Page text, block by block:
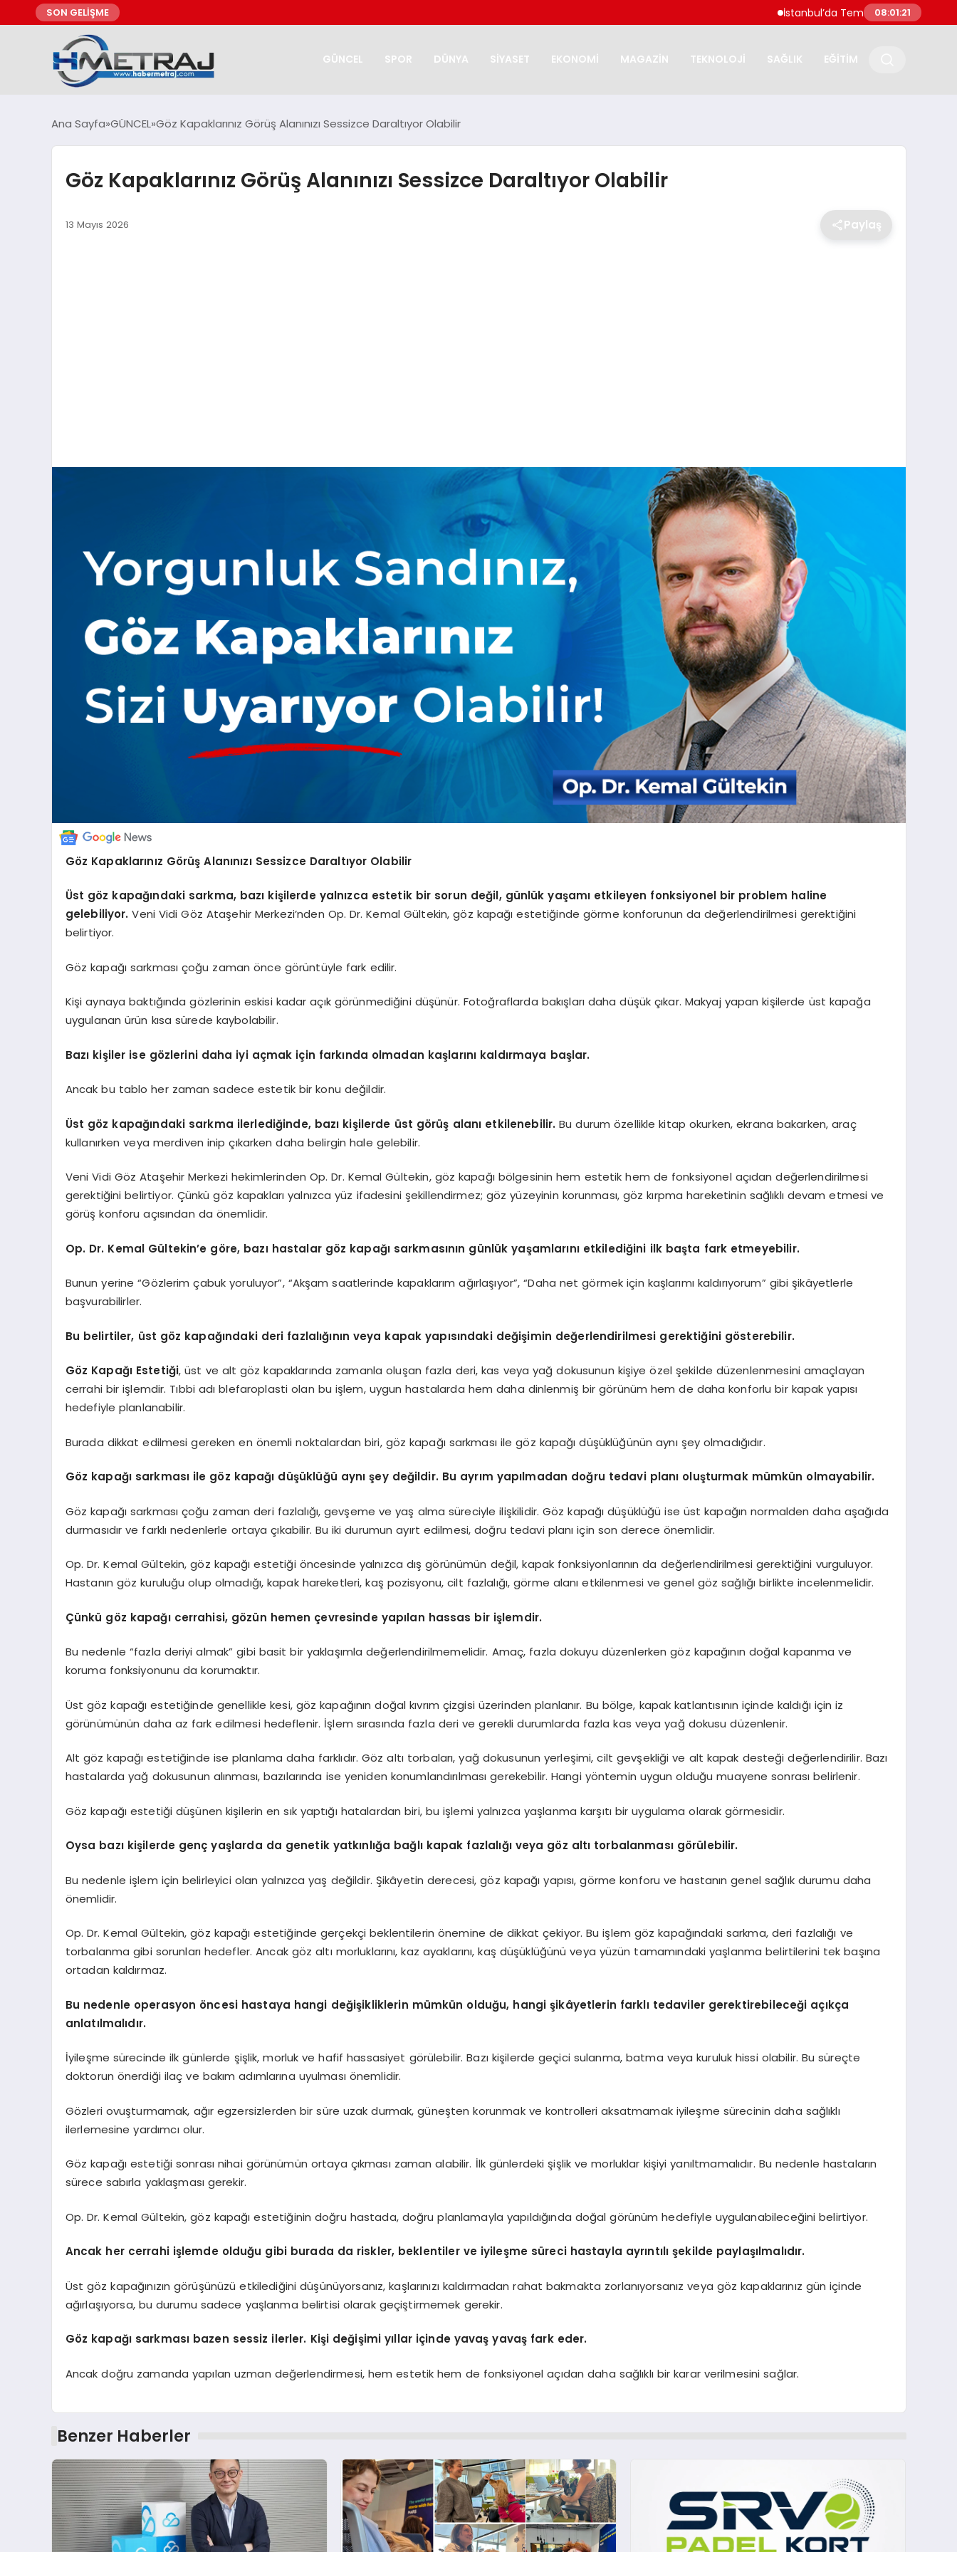
SON GELİŞME İstanbul’da Temmuz Ayı En Çok Artan ve
08:01:22
GÜNCEL SPOR DÜNYA SİYASET EKONOMİ MAGAZİN TEKNOLOJİ SAĞLIK EĞİTİM
Ana Sayfa GÜNCEL Göz Kapaklarınız Görüş Alanınızı Sessizce Daraltıyor Olabilir
Göz Kapaklarınız Görüş Alanınızı Sessizce Daraltıyor Olabilir
13 Mayıs 2026 Paylaş
Göz Kapaklarınız Görüş Alanınızı Sessizce Daraltıyor Olabilir
Üst göz kapağındaki sarkma, bazı kişilerde yalnızca estetik bir sorun değil, günlük yaşamı etkileyen fonksiyonel bir problem haline
gelebiliyor. Veni Vidi Göz Ataşehir Merkezi’nden Op. Dr. Kemal Gültekin, göz kapağı estetiğinde görme konforunun da değerlendirilmesi gerektiğini
belirtiyor.
Göz kapağı sarkması çoğu zaman önce görüntüyle fark edilir.
Kişi aynaya baktığında gözlerinin eskisi kadar açık görünmediğini düşünür. Fotoğraflarda bakışları daha düşük çıkar. Makyaj yapan kişilerde üst kapağa
uygulanan ürün kısa sürede kaybolabilir.
Bazı kişiler ise gözlerini daha iyi açmak için farkında olmadan kaşlarını kaldırmaya başlar.
Ancak bu tablo her zaman sadece estetik bir konu değildir.
Üst göz kapağındaki sarkma ilerlediğinde, bazı kişilerde üst görüş alanı etkilenebilir. Bu durum özellikle kitap okurken, ekrana bakarken, araç
kullanırken veya merdiven inip çıkarken daha belirgin hale gelebilir.
Veni Vidi Göz Ataşehir Merkezi hekimlerinden Op. Dr. Kemal Gültekin, göz kapağı bölgesinin hem estetik hem de fonksiyonel açıdan değerlendirilmesi
gerektiğini belirtiyor. Çünkü göz kapakları yalnızca yüz ifadesini şekillendirmez; göz yüzeyinin korunması, göz kırpma hareketinin sağlıklı devam etmesi ve
görüş konforu açısından da önemlidir.
Op. Dr. Kemal Gültekin’e göre, bazı hastalar göz kapağı sarkmasının günlük yaşamlarını etkilediğini ilk başta fark etmeyebilir.
Bunun yerine “Gözlerim çabuk yoruluyor”, “Akşam saatlerinde kapaklarım ağırlaşıyor”, “Daha net görmek için kaşlarımı kaldırıyorum” gibi şikâyetlerle
başvurabilirler.
Bu belirtiler, üst göz kapağındaki deri fazlalığının veya kapak yapısındaki değişimin değerlendirilmesi gerektiğini gösterebilir.
Göz Kapağı Estetiği, üst ve alt göz kapaklarında zamanla oluşan fazla deri, kas veya yağ dokusunun kişiye özel şekilde düzenlenmesini amaçlayan
cerrahi bir işlemdir. Tıbbi adı blefaroplasti olan bu işlem, uygun hastalarda hem daha dinlenmiş bir görünüm hem de daha konforlu bir kapak yapısı
hedefiyle planlanabilir.
Burada dikkat edilmesi gereken en önemli noktalardan biri, göz kapağı sarkması ile göz kapağı düşüklüğünün aynı şey olmadığıdır.
Göz kapağı sarkması ile göz kapağı düşüklüğü aynı şey değildir. Bu ayrım yapılmadan doğru tedavi planı oluşturmak mümkün olmayabilir.
Göz kapağı sarkması çoğu zaman deri fazlalığı, gevşeme ve yaş alma süreciyle ilişkilidir. Göz kapağı düşüklüğü ise üst kapağın normalden daha aşağıda
durmasıdır ve farklı nedenlerle ortaya çıkabilir. Bu iki durumun ayırt edilmesi, doğru tedavi planı için son derece önemlidir.
Op. Dr. Kemal Gültekin, göz kapağı estetiği öncesinde yalnızca dış görünümün değil, kapak fonksiyonlarının da değerlendirilmesi gerektiğini vurguluyor.
Hastanın göz kuruluğu olup olmadığı, kapak hareketleri, kaş pozisyonu, cilt fazlalığı, görme alanı etkilenmesi ve genel göz sağlığı birlikte incelenmelidir.
Çünkü göz kapağı cerrahisi, gözün hemen çevresinde yapılan hassas bir işlemdir.
Bu nedenle “fazla deriyi almak” gibi basit bir yaklaşımla değerlendirilmemelidir. Amaç, fazla dokuyu düzenlerken göz kapağının doğal kapanma ve
koruma fonksiyonunu da korumaktır.
Üst göz kapağı estetiğinde genellikle kesi, göz kapağının doğal kıvrım çizgisi üzerinden planlanır. Bu bölge, kapak katlantısının içinde kaldığı için iz
görünümünün daha az fark edilmesi hedeflenir. İşlem sırasında fazla deri ve gerekli durumlarda fazla kas veya yağ dokusu düzenlenir.
Alt göz kapağı estetiğinde ise planlama daha farklıdır. Göz altı torbaları, yağ dokusunun yerleşimi, cilt gevşekliği ve alt kapak desteği değerlendirilir. Bazı
hastalarda yağ dokusunun alınması, bazılarında ise yeniden konumlandırılması gerekebilir. Hangi yöntemin uygun olduğu muayene sonrası belirlenir.
Göz kapağı estetiği düşünen kişilerin en sık yaptığı hatalardan biri, bu işlemi yalnızca yaşlanma karşıtı bir uygulama olarak görmesidir.
Oysa bazı kişilerde genç yaşlarda da genetik yatkınlığa bağlı kapak fazlalığı veya göz altı torbalanması görülebilir.
Bu nedenle işlem için belirleyici olan yalnızca yaş değildir. Şikâyetin derecesi, göz kapağı yapısı, görme konforu ve hastanın genel sağlık durumu daha
önemlidir.
Op. Dr. Kemal Gültekin, göz kapağı estetiğinde gerçekçi beklentilerin önemine de dikkat çekiyor. Bu işlem göz kapağındaki sarkma, deri fazlalığı ve
torbalanma gibi sorunları hedefler. Ancak göz altı morluklarını, kaz ayaklarını, kaş düşüklüğünü veya yüzün tamamındaki yaşlanma belirtilerini tek başına
ortadan kaldırmaz.
Bu nedenle operasyon öncesi hastaya hangi değişikliklerin mümkün olduğu, hangi şikâyetlerin farklı tedaviler gerektirebileceği açıkça
anlatılmalıdır.
İyileşme sürecinde ilk günlerde şişlik, morluk ve hafif hassasiyet görülebilir. Bazı kişilerde geçici sulanma, batma veya kuruluk hissi olabilir. Bu süreçte
doktorun önerdiği ilaç ve bakım adımlarına uyulması önemlidir.
Gözleri ovuşturmamak, ağır egzersizlerden bir süre uzak durmak, güneşten korunmak ve kontrolleri aksatmamak iyileşme sürecinin daha sağlıklı
ilerlemesine yardımcı olur.
Göz kapağı estetiği sonrası nihai görünümün ortaya çıkması zaman alabilir. İlk günlerdeki şişlik ve morluklar kişiyi yanıltmamalıdır. Bu nedenle hastaların
sürece sabırla yaklaşması gerekir.
Op. Dr. Kemal Gültekin, göz kapağı estetiğinin doğru hastada, doğru planlamayla yapıldığında doğal görünüm hedefiyle uygulanabileceğini belirtiyor.
Ancak her cerrahi işlemde olduğu gibi burada da riskler, beklentiler ve iyileşme süreci hastayla ayrıntılı şekilde paylaşılmalıdır.
Üst göz kapağınızın görüşünüzü etkilediğini düşünüyorsanız, kaşlarınızı kaldırmadan rahat bakmakta zorlanıyorsanız veya göz kapaklarınız gün içinde
ağırlaşıyorsa, bu durumu sadece yaşlanma belirtisi olarak geçiştirmemek gerekir.
Göz kapağı sarkması bazen sessiz ilerler. Kişi değişimi yıllar içinde yavaş yavaş fark eder.
Ancak doğru zamanda yapılan uzman değerlendirmesi, hem estetik hem de fonksiyonel açıdan daha sağlıklı bir karar verilmesini sağlar.
Benzer Haberler